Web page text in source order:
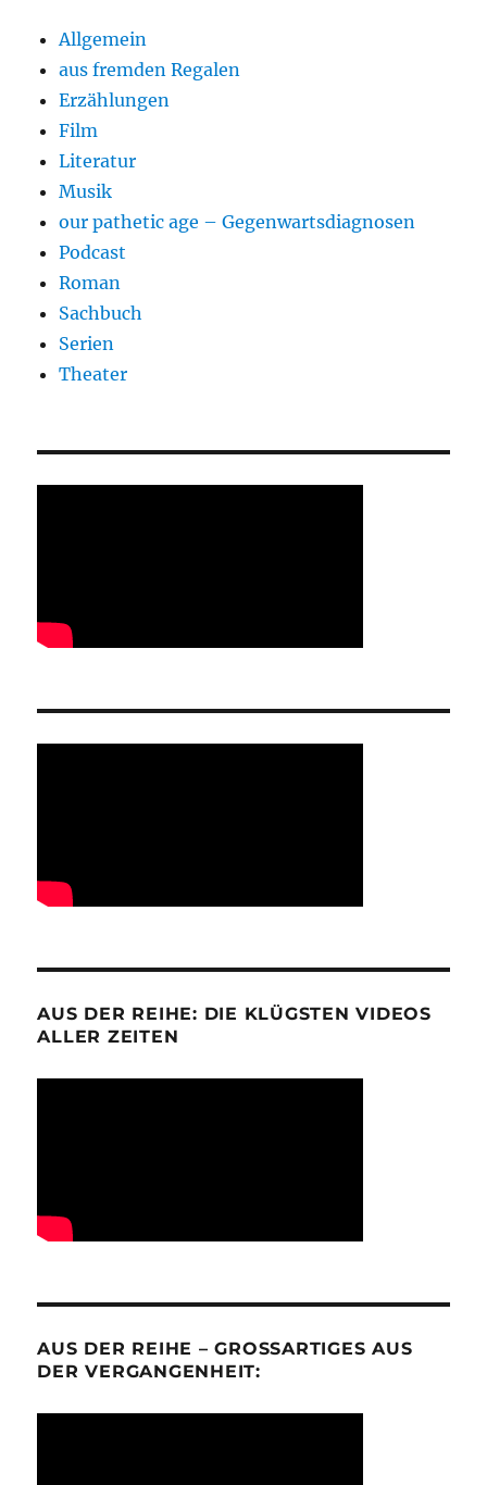
Allgemein
aus fremden Regalen
Erzählungen
Film
Literatur
Musik
our pathetic age – Gegenwartsdiagnosen
Podcast
Roman
Sachbuch
Serien
Theater
AUS DER REIHE: DIE KLÜGSTEN VIDEOS
ALLER ZEITEN
AUS DER REIHE – GROSSARTIGES AUS D
ER VERGANGENHEIT: